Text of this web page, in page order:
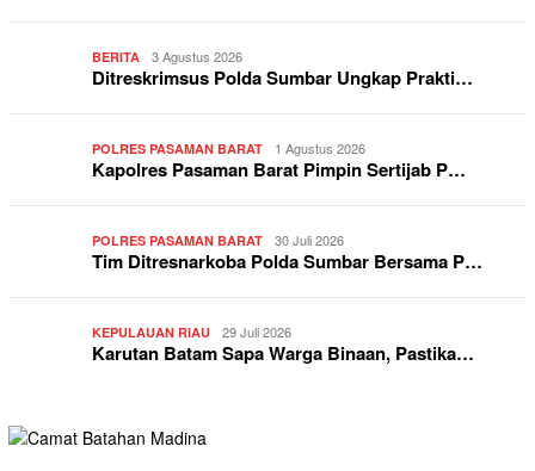
BERITA 3 Agustus 2026
Ditreskrimsus Polda Sumbar Ungkap Prakti…
POLRES PASAMAN BARAT 1 Agustus 2026
Kapolres Pasaman Barat Pimpin Sertijab P…
POLRES PASAMAN BARAT 30 Juli 2026
Tim Ditresnarkoba Polda Sumbar Bersama P…
KEPULAUAN RIAU 29 Juli 2026
Karutan Batam Sapa Warga Binaan, Pastika…